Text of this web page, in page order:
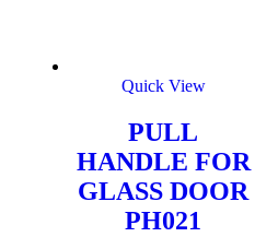
Quick View
PULL
HANDLE FOR
GLASS DOOR
PH021